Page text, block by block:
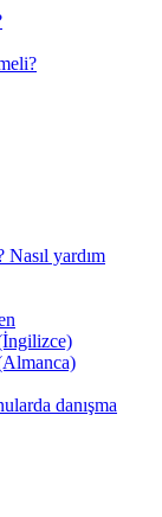
Nasıl yardım
danışma